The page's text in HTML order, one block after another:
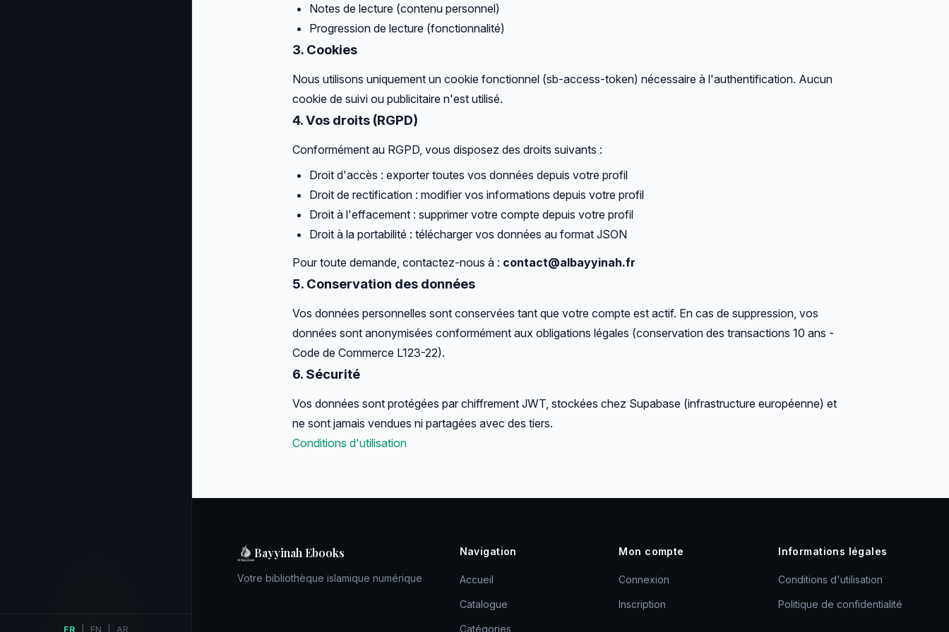
FR EN AR
Notes de lecture (contenu personnel)
Progression de lecture (fonctionnalité)
3. Cookies
Nous utilisons uniquement un cookie fonctionnel (sb-access-token) nécessaire à l'authentification. Aucun
cookie de suivi ou publicitaire n'est utilisé.
4. Vos droits (RGPD)
Conformément au RGPD, vous disposez des droits suivants :
Droit d'accès : exporter toutes vos données depuis votre profil
Droit de rectification : modifier vos informations depuis votre profil
Droit à l'effacement : supprimer votre compte depuis votre profil
Droit à la portabilité : télécharger vos données au format JSON
Pour toute demande, contactez-nous à : contact@albayyinah.fr
5. Conservation des données
Vos données personnelles sont conservées tant que votre compte est actif. En cas de suppression, vos
données sont anonymisées conformément aux obligations légales (conservation des transactions 10 ans -
Code de Commerce L123-22).
6. Sécurité
Vos données sont protégées par chiffrement JWT, stockées chez Supabase (infrastructure européenne) et
ne sont jamais vendues ni partagées avec des tiers.
Conditions d'utilisation
Bayyinah Ebooks
Votre bibliothèque islamique numérique
Navigation
Accueil
Catalogue
Catégories
Mon compte
Connexion
Inscription
Informations légales
Conditions d'utilisation
Politique de confidentialité